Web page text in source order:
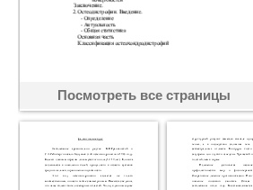
Посмотреть все страницы